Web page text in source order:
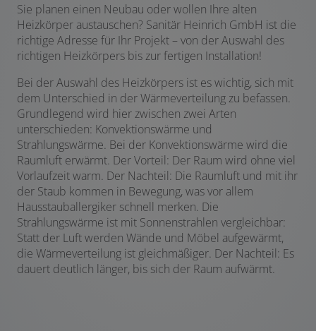
Sie planen einen Neubau oder wollen Ihre alten
Heizkörper austauschen? Sanitär Heinrich GmbH ist die
richtige Adresse für Ihr Projekt – von der Auswahl des
richtigen Heizkörpers bis zur fertigen Installation!
Bei der Auswahl des Heizkörpers ist es wichtig, sich mit
dem Unterschied in der Wärmeverteilung zu befassen.
Grundlegend wird hier zwischen zwei Arten
unterschieden: Konvektionswärme und
Strahlungswärme. Bei der Konvektionswärme wird die
Raumluft erwärmt. Der Vorteil: Der Raum wird ohne viel
Vorlaufzeit warm. Der Nachteil: Die Raumluft und mit ihr
der Staub kommen in Bewegung, was vor allem
Hausstauballergiker schnell merken. Die
Strahlungswärme ist mit Sonnenstrahlen vergleichbar:
Statt der Luft werden Wände und Möbel aufgewärmt,
die Wärmeverteilung ist gleichmäßiger. Der Nachteil: Es
dauert deutlich länger, bis sich der Raum aufwärmt.